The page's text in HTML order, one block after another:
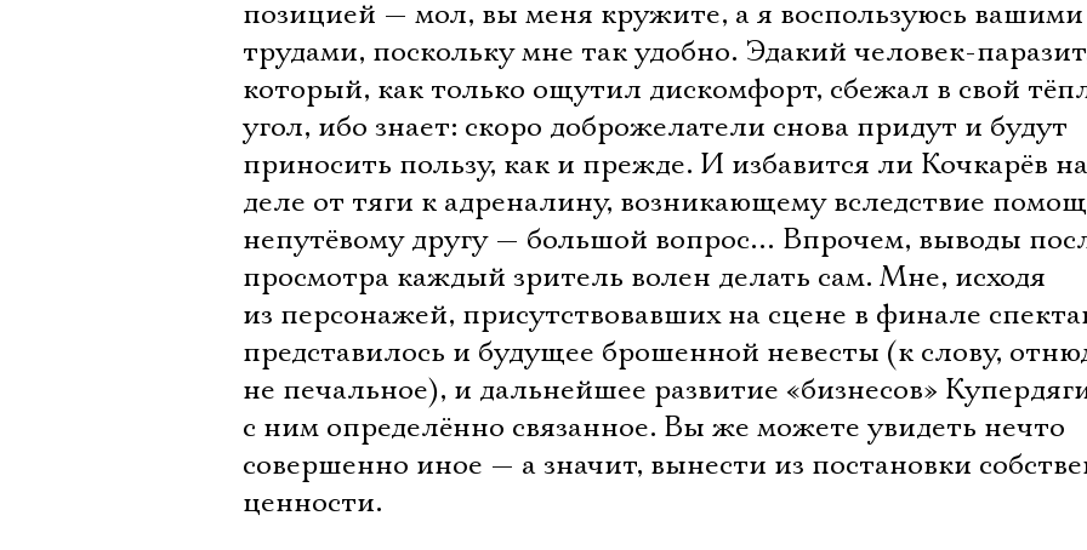
позицией — мол, вы меня кружите, а я воспользуюсь вашими
трудами, поскольку мне так удобно. Эдакий человек-
который, как только ощутил дискомфорт, сбежал в свой
угол, ибо знает: скоро доброжелатели снова придут и будут
приносить пользу, как и прежде. И избавится ли Кочкарёв
деле от тяги к адреналину, возникающему вследствие
непутёвому другу — большой вопрос… Впрочем, выводы
просмотра каждый зритель волен делать сам. Мне, исходя
из персонажей, присутствовавших на сцене в финале
представилось и будущее брошенной невесты (к слову,
не печальное), и дальнейшее развитие «бизнесов»
с ним определённо связанное. Вы же можете увидеть нечто
совершенно иное — а значит, вынести из постановки
ценности.